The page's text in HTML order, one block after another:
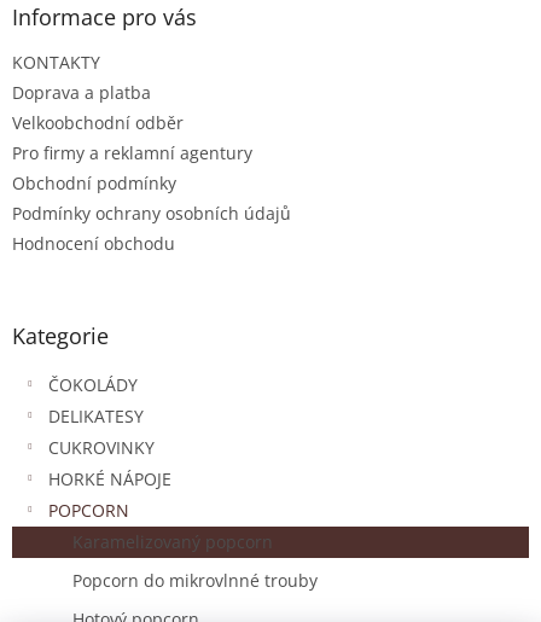
Informace pro vás
KONTAKTY
Doprava a platba
Velkoobchodní odběr
Pro firmy a reklamní agentury
Obchodní podmínky
Podmínky ochrany osobních údajů
Hodnocení obchodu
Kategorie
ČOKOLÁDY
DELIKATESY
CUKROVINKY
HORKÉ NÁPOJE
POPCORN
Karamelizovaný popcorn
Popcorn do mikrovlnné trouby